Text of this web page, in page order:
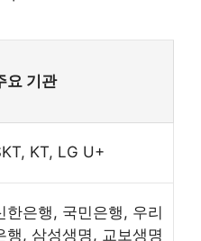
요 기관
KT, LG U+
한은행, 국민은행, 우리
행, 삼성생명, 교보생명